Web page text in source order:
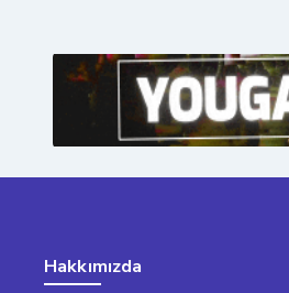
Hakkımızda